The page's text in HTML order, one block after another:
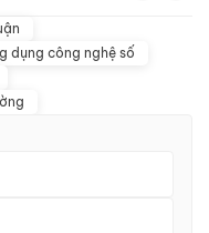
dụng công nghệ số